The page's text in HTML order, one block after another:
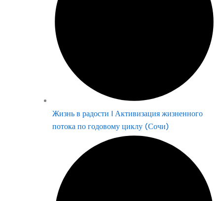
Жизнь в радости | Активизация жизненного
потока по годовому циклу (Сочи)